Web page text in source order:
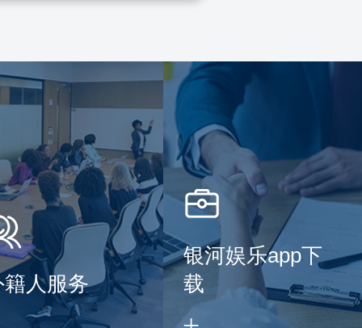
籍人服务
银河娱乐app下
载